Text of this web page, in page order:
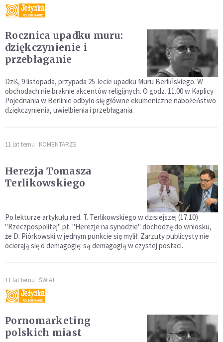
Rocznica upadku muru:
dziękczynienie i
przebłaganie
Dziś, 9 listopada, przypada 25-lecie upadku Muru Berlińskiego. W
obchodach nie braknie akcentów religijnych. O godz. 11.00 w Kaplicy
Pojednania w Berlinie odbyło się główne ekumeniczne nabożeństwo
dziękczynienia, uwielbienia i przebłagania.
11 lat temu KOMENTARZE
Herezja Tomasza
Terlikowskiego
Po lekturze artykułu red. T. Terlikowskiego w dzisiejszej (17.10)
"Rzeczpospolitej" pt. "Herezje na synodzie" dochodzę do wniosku,
że D. Piórkowski w jednym punkcie się mylił. Zarzuty publicysty nie
ocierają się o demagogię: są demagogią w czystej postaci.
11 lat temu ŚWIAT
Pornomarketing
polskich miast